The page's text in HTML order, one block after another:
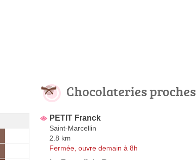
Chocolateries proches
PETIT Franck
Saint-Marcellin
2.8 km
Fermée, ouvre demain à 8h